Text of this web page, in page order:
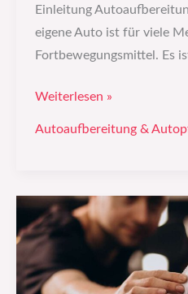
Einleitung
eigene Auto ist für viele
Fortbewegungsmittel. Es
Weiterlesen »
Autoaufbereitung &
Fahrzeugpflege
auf
Niveau